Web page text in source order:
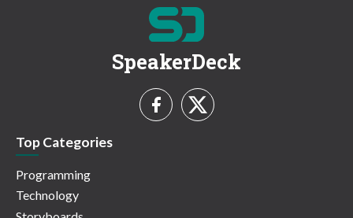
SpeakerDeck
Top Categories
Programming
Technology